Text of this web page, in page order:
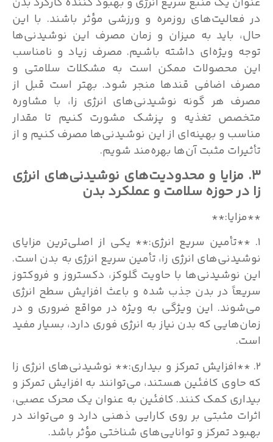
در فعالیت‌های روزمره و ورزشی مؤثر باشند. با این
حال، باید به میزان و زمان مصرف این نوشیدنی‌ها
توجه ویژه‌ای داشته باشیم. مصرف زیاد و نامناسب
این محصولات ممکن است به مشکلات سلامتی و
مصرف اضافی قندها منجر شود. بهتر است قبل از
مصرف هر گونه نوشیدنی‌های انرژی زا، با مشاوره
متخصص تغذیه و پزشک مشورت کنیم تا مقدار
مناسب و بهینه‌ای از این نوشیدنی‌ها مصرف کنیم و از
تأثیرات مثبت آن‌ها بهره‌مند شویم.
۳. مزایا و محدودیت‌های نوشیدنی‌های انرژی
زا در حوزه سلامت و عملکرد بدن
**مزایا:**
۱. **تأمین سریع انرژی:** یکی از اصلی‌ترین مزایای
نوشیدنی‌های انرژی زا، تأمین سریع انرژی به بدن است.
این نوشیدنی‌ها با حاویت گلوکز، دکستروز و فروکتوز
سریعاً در بدن جذب شده و باعث افزایش سطح انرژی
می‌شوند. این ویژگی به ویژه در مواقع ضروری و در
زمان‌هایی که بدن نیاز به انرژی فوری دارد، بسیار مفید
است.
۲. **افزایش تمرکز و بیداری:** نوشیدنی‌های انرژی زا
که حاوی کافئین هستند، می‌توانند به افزایش تمرکز و
بیداری کمک کنند. کافئین به عنوان یک محرک عصبی،
اثرات مثبتی بر روی کارایی ذهنی دارد و می‌تواند در
بهبود تمرکز و توانایی‌های شناختی مؤثر باشد.